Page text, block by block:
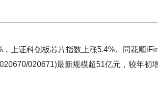
上证科创板芯片指数上涨5.4%。同花顺
020671)最新规模超51亿元，较年初